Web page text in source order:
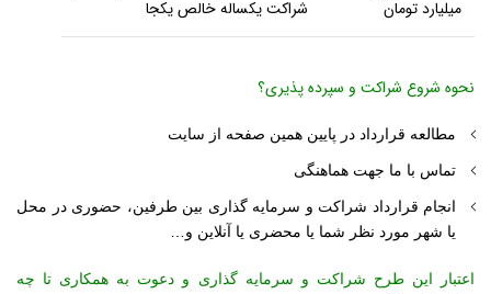
میلیارد تومان
شراکت یکساله خالص یکجا
نحوه شروع شراکت و سپرده پذیری؟
مطالعه قرارداد در پایین همین صفحه از سایت
تماس با ما جهت هماهنگی
انجام قرارداد شراکت و سرمایه گذاری بین طرفین، حضوری در محل
یا شهر مورد نظر شما یا محضری یا آنلاین و…
اعتبار این طرح شراکت و سرمایه گذاری و دعوت به همکاری تا چه